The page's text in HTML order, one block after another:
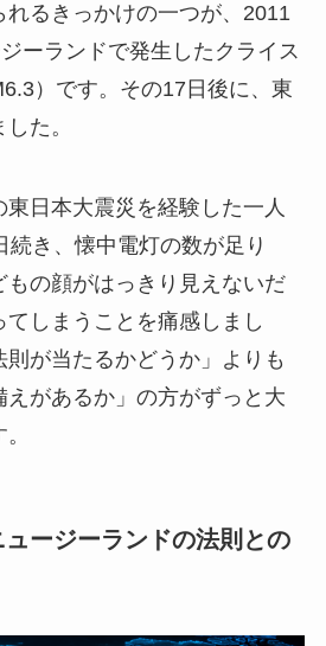
れるきっかけの一つが、2011
ーランドで発生したクライス
）です。その17日後に、東
た。
日本大震災を経験した一人
続き、懐中電灯の数が足り
の顔がはっきり見えないだ
しまうことを痛感しまし
が当たるかどうか」よりも
えがあるか」の方がずっと大
ュージーランドの法則との